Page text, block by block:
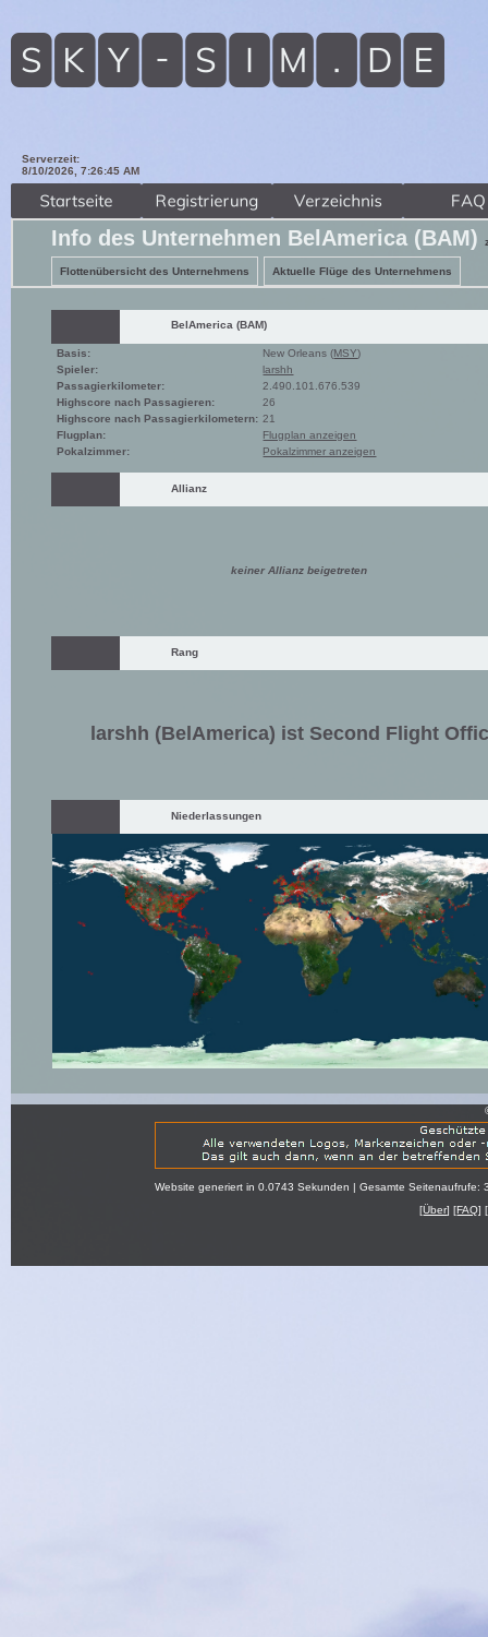
Serverzeit:
8/10/2026, 7:26:46 AM
Info des Unternehmen BelAmerica (BAM)
Flottenübersicht des Unternehmens Aktuelle Flüge des Unternehmens
BelAmerica (BAM)
Basis: New Orleans (MSY)
Spieler:
larshh
Passagierkilometer:
2.490.101.676.539
Highscore nach Passagieren:
26
Highscore nach Passagierkilometern: 21
Flugplan:
Flugplan anzeigen
Pokalzimmer:
Pokalzimmer anzeigen
Allianz
keiner Allianz beigetreten
Rang
larshh (BelAmerica) ist Second Flight
Niederlassungen
Website generiert in 0.0743 Sekunden | Gesamte
[Über] [FAQ] [